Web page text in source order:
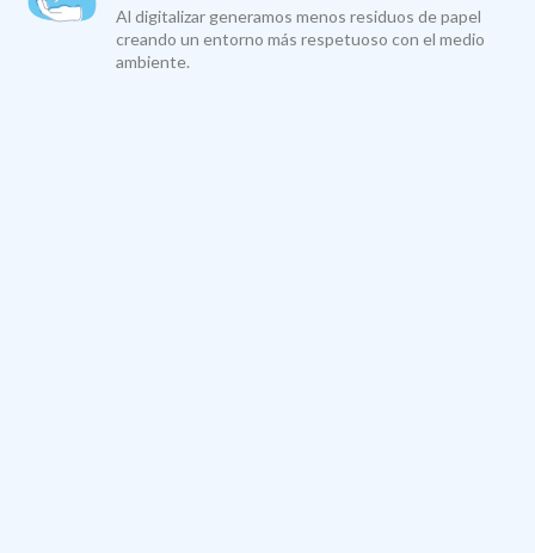
Al digitalizar generamos menos residuos de papel
creando un entorno más respetuoso con el medio
ambiente.